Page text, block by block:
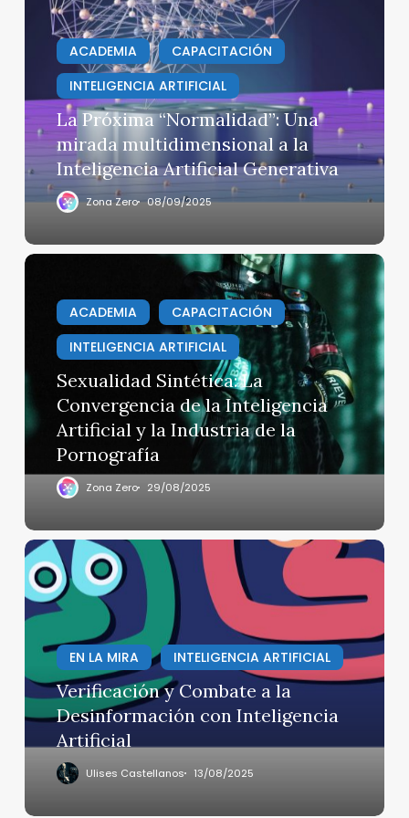
“Normalidad”:
mirada
multidimensional
Inteligencia
Artificial
Generativa
ACADEMIA
CAPACITACIÓN
INTELIGENCIA ARTIFICIAL
La Próxima “Normalidad”: Una
mirada multidimensional a la
Inteligencia Artificial Generativa
Zona Zero 08/09/2025
Sexualidad
Convergencia
la
Inteligencia
Artificial
y
Industria
la
Pornografía
ACADEMIA
CAPACITACIÓN
INTELIGENCIA ARTIFICIAL
Sexualidad Sintética: La
Convergencia de la Inteligencia
Artificial y la Industria de la
Pornografía
Zona Zero 29/08/2025
Verificación
y
Combate
a
Desinformación
con
Inteligencia
Artificial
EN LA MIRA INTELIGENCIA ARTIFICIAL
Verificación y Combate a la
Desinformación con Inteligencia
Artificial
Ulises Castellanos 13/08/2025